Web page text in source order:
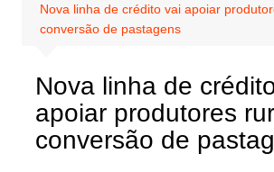
Nova linha de crédito vai apoiar
conversão de pastagens
Nova linha de
apoiar produtores
conversão de